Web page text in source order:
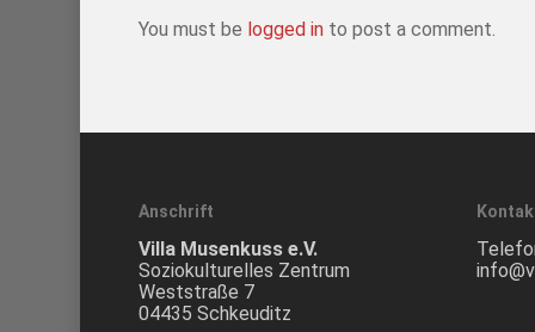
You must be logged into post a comment.
Anschrift
Villa Musenkuss e.V.
Soziokulturelles Zentrum
Weststraße 7
04435 Schkeuditz